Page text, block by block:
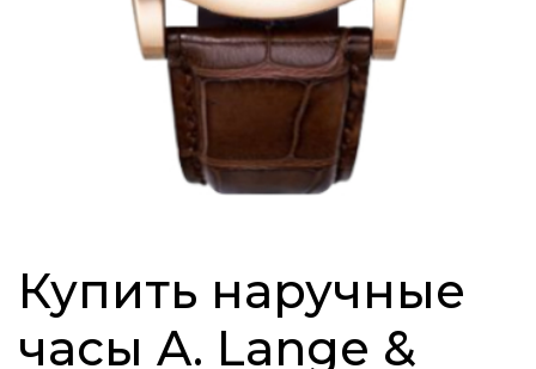
Купить наручные
часы A. Lange &